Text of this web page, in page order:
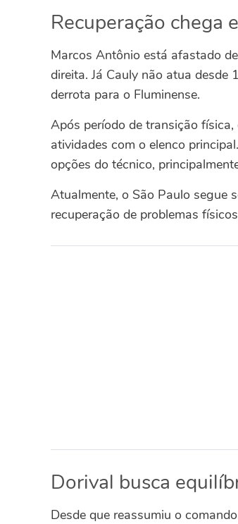
Recuperação chega
Marcos Antônio está afastado
direita. Já Cauly não atua desde
derrota para o Fluminense.
Após período de transição
atividades com o elenco
opções do técnico,
Atualmente, o São Paulo segue
recuperação de problemas
Dorival busca
Desde que reassumiu o